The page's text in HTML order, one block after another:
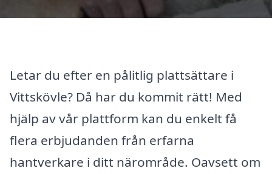
Letar du efter en pålitlig plattsättare i
Vittskövle? Då har du kommit rätt! Med
hjälp av vår plattform kan du enkelt få
flera erbjudanden från erfarna
hantverkare i ditt närområde. Oavsett om